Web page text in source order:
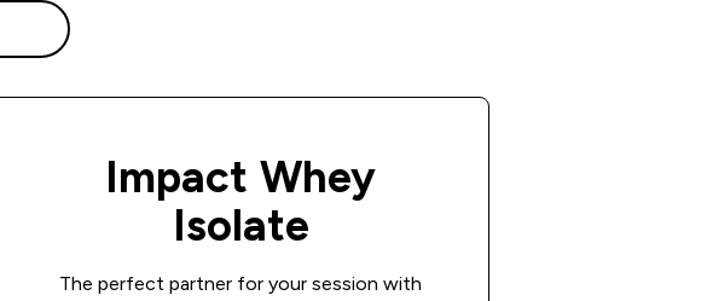
Impact Whey
Isolate
The perfect partner for your session with